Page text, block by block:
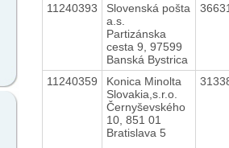
11240393
Slovenská pošta
a.s.
Partizánska
cesta 9, 97599
Banská Bystrica
11240359
Konica Minolta
Slovakia,s.r.o.
Černyševského
10, 851 01
Bratislava 5